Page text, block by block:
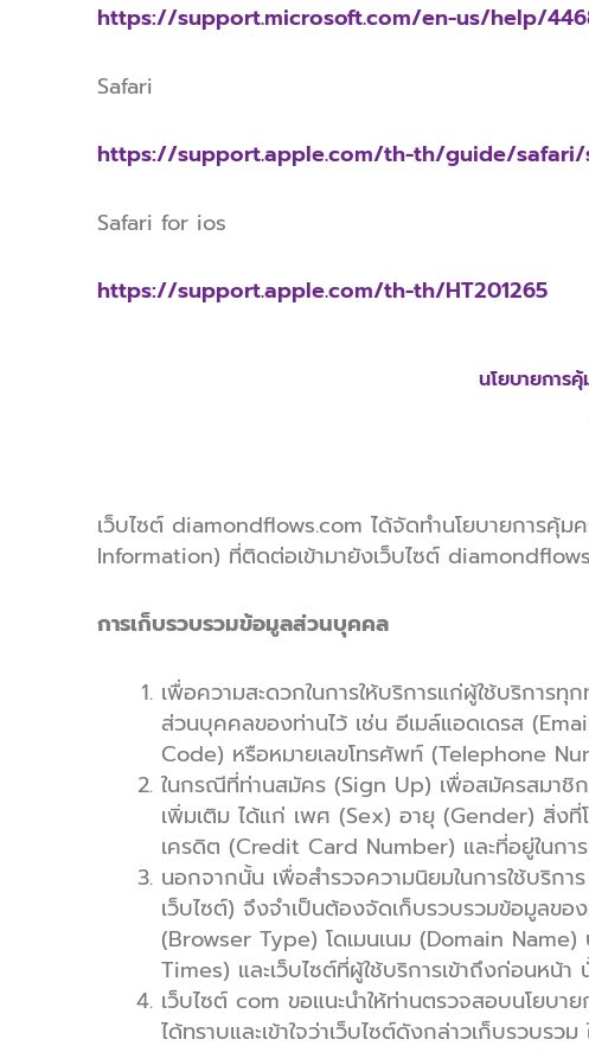
https://support.microsoft.com/en-us/help/
Safari
https://support.apple.com/th-th/guide/safari/
Safari for ios
https://support.apple.com/th-th/HT201265
นโยบายการ
เว็บไซต์ diamondflows.com ได้จัดทำนโยบายการ
Information) ที่ติดต่อเข้ามายังเว็บไซต์
การเก็บรวบรวมข้อมูลส่วนบุคคล
เพื่อความสะดวกในการให้บริการแก่ผู้ใช้บริการ
ส่วนบุคคลของท่านไว้ เช่น อีเมล์แอดเดรส
Code) หรือหมายเลขโทรศัพท์ (Telephone
ในกรณีที่ท่านสมัคร (Sign Up) เพื่อสมัครสมาชิ
เพิ่มเติม ได้แก่ เพศ (Sex) อายุ (Gender) สิ่ง
เครดิต (Credit Card Number) และที่อยู่ในก
นอกจากนั้น เพื่อสำรวจความนิยมในการใช้บริก
เว็บไซต์) จึงจำเป็นต้องจัดเก็บรวบรวมข้อมูลข
(Browser Type) โดเมนเนม (Domain
Times) และเว็บไซต์ที่ผู้ใช้บริการเข้าถึงก่อนห
เว็บไซต์ com ขอแนะนำให้ท่านตรวจสอบนโยบ
ได้ทราบและเข้าใจว่าเว็บไซต์ดังกล่าวเก็บรวบ